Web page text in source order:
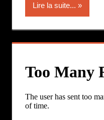
Lire la suite...